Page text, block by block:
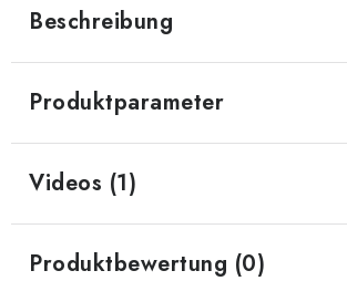
Beschreibung
Produktparameter
Videos (1)
Produktbewertung (0)